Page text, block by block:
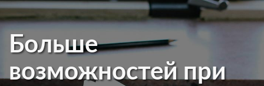
Больше
возможностей при